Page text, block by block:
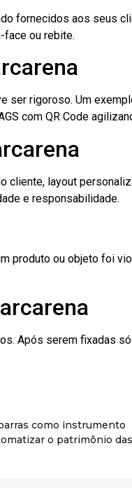
fornecidos aos seus
ou rebite.
rigoroso. Um
com QR Code
layout
e responsabilidade.
ou objeto foi
Após serem fixadas
como instrumento
o patrimônio das